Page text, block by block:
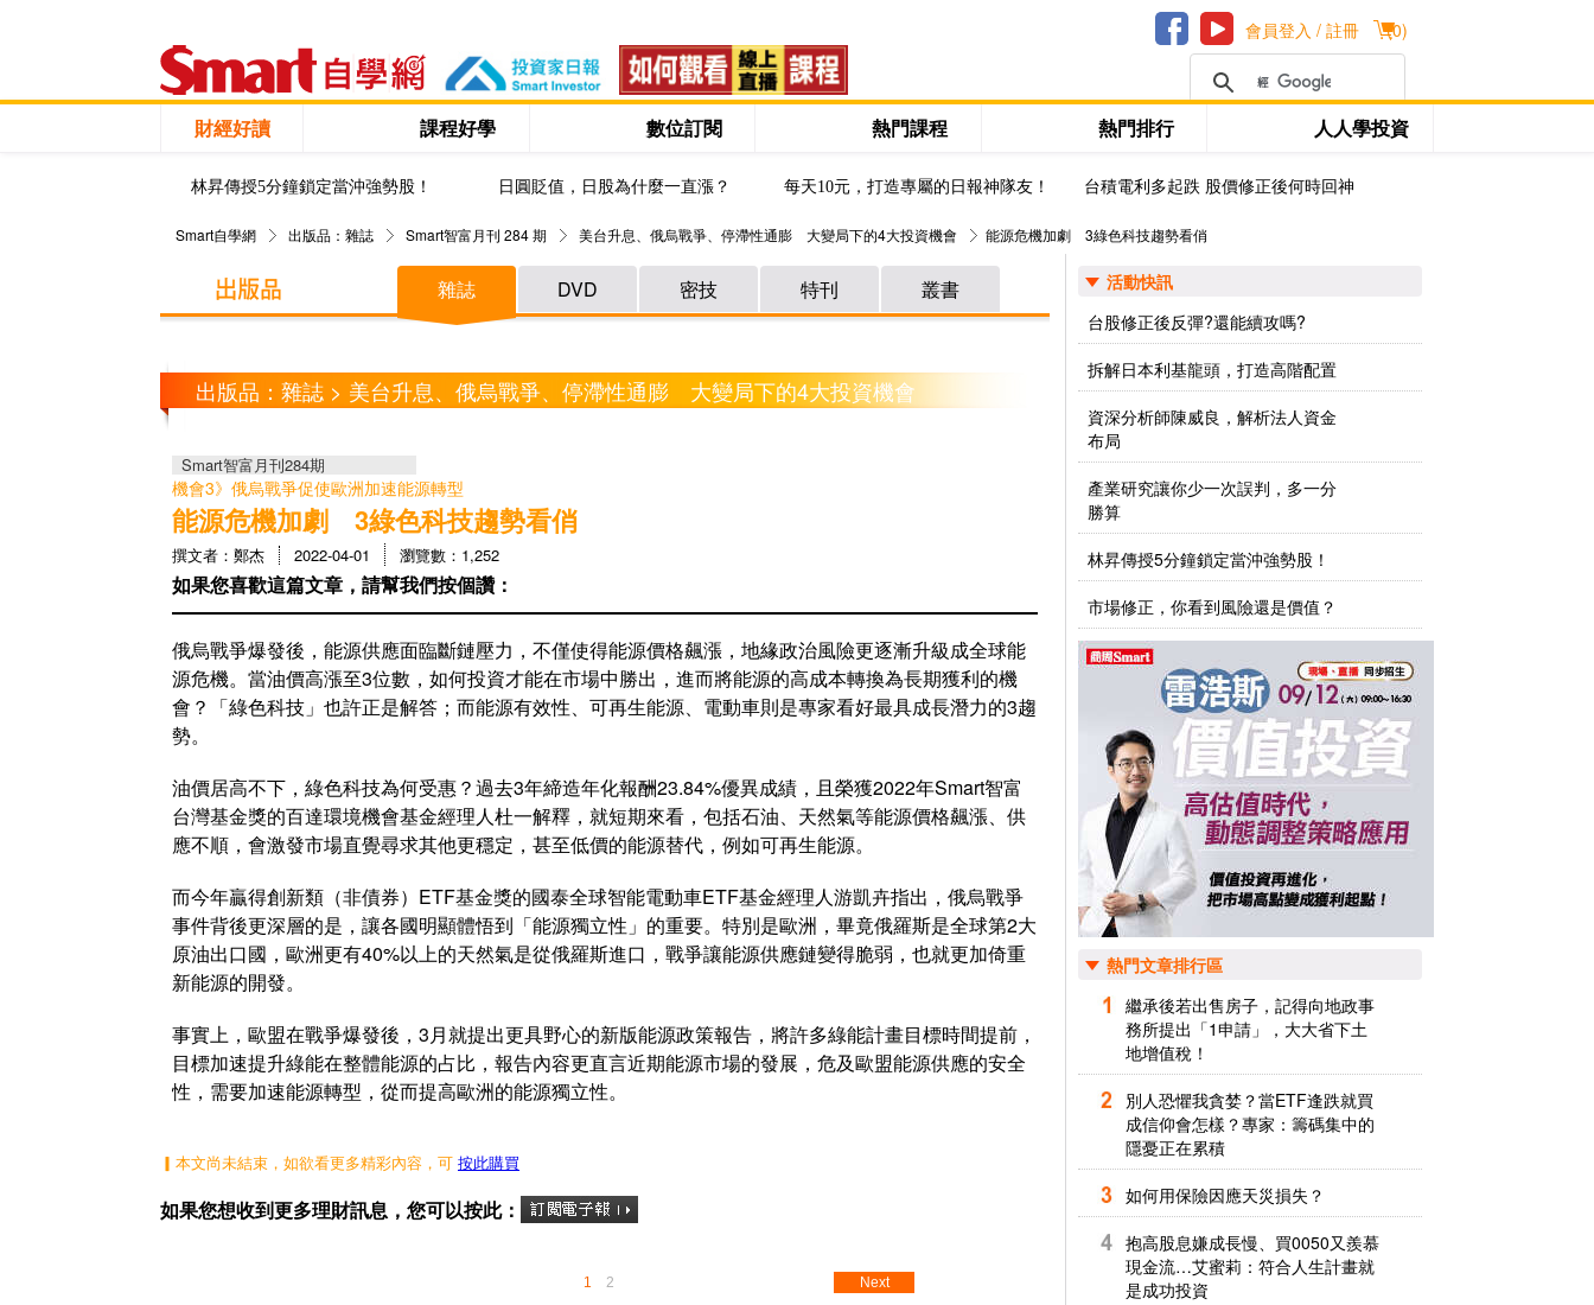
(0)
會員登入 / 註冊
財經好讀 課程好學 數位訂閱 熱門課程 熱門排行 人人學投資
林昇傳授5分鐘鎖定當沖強勢股！ 日圓貶值，日股為什麼一直漲？ 每天10元，打造專屬的日報神隊友！ 台積電利多起跌 股價修正後何時回神
Smart自學網 出版品：雜誌 Smart智富月刊 284 期 美台升息、俄烏戰爭、停滯性通膨 大變局下的4大投資機會 能源危機加劇 3綠色科技趨勢看俏
雜誌 DVD 密技 特刊 叢書
出版品：雜誌 > 美台升息、俄烏戰爭、停滯性通膨 大變局下的4大投資機會
Smart智富月刊284期
機會3》俄烏戰爭促使歐洲加速能源轉型
能源危機加劇 3綠色科技趨勢看俏
撰文者：鄭杰 2022-04-01 瀏覽數：1,252
如果您喜歡這篇文章，請幫我們按個讚：
俄烏戰爭爆發後，能源供應面臨斷鏈壓力，不僅使得能源價格飆漲，地緣政治風險更逐漸升級成全球能
源危機。當油價高漲至3位數，如何投資才能在市場中勝出，進而將能源的高成本轉換為長期獲利的機
會？「綠色科技」也許正是解答；而能源有效性、可再生能源、電動車則是專家看好最具成長潛力的3趨
勢。
油價居高不下，綠色科技為何受惠？過去3年締造年化報酬23.84%優異成績，且榮獲2022年Smart智富
台灣基金獎的百達環境機會基金經理人杜一解釋，就短期來看，包括石油、天然氣等能源價格飆漲、供
應不順，會激發市場直覺尋求其他更穩定，甚至低價的能源替代，例如可再生能源。
而今年贏得創新類（非債券）ETF基金獎的國泰全球智能電動車ETF基金經理人游凱卉指出，俄烏戰爭
事件背後更深層的是，讓各國明顯體悟到「能源獨立性」的重要。特別是歐洲，畢竟俄羅斯是全球第2大
原油出口國，歐洲更有40%以上的天然氣是從俄羅斯進口，戰爭讓能源供應鏈變得脆弱，也就更加倚重
新能源的開發。
事實上，歐盟在戰爭爆發後，3月就提出更具野心的新版能源政策報告，將許多綠能計畫目標時間提前，
目標加速提升綠能在整體能源的占比，報告內容更直言近期能源市場的發展，危及歐盟能源供應的安全
性，需要加速能源轉型，從而提高歐洲的能源獨立性。
▎本文尚未結束，如欲看更多精彩內容，可 按此購買
如果您想收到更多理財訊息，您可以按此：
1 2 Next
活動快訊
台股修正後反彈?還能續攻嗎?
拆解日本利基龍頭，打造高階配置
資深分析師陳威良，解析法人資金
布局
產業研究讓你少一次誤判，多一分
勝算
林昇傳授5分鐘鎖定當沖強勢股！
市場修正，你看到風險還是價值？
熱門文章排行區
繼承後若出售房子，記得向地政事
務所提出「1申請」，大大省下土
地增值稅！
別人恐懼我貪婪？當ETF逢跌就買
成信仰會怎樣？專家：籌碼集中的
隱憂正在累積
如何用保險因應天災損失？
抱高股息嫌成長慢、買0050又羨慕
現金流…艾蜜莉：符合人生計畫就
是成功投資